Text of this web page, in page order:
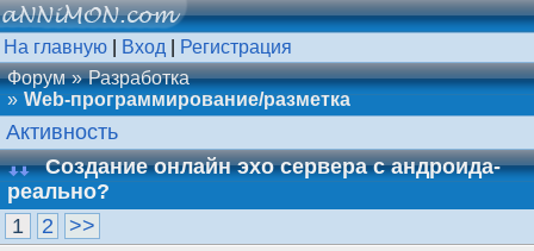
На главную Вход
Регистрация
Форум
Разработка
Web-программирование/разметка
Активность
Создание онлайн эхо сервера с андроида-
реально?
1
2 >>